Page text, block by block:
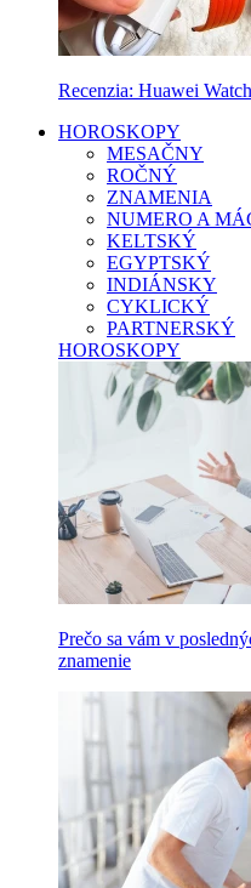
Recenzia: Huawei
HOROSKOPY
MESAČNY
ROČNÝ
ZNAMENIA
NUMERO A
KELTSKÝ
EGYPTSKÝ
INDIÁNSKY
CYKLICKÝ
PARTNERSKÝ
HOROSKOPY
Prečo sa vám v
znamenie